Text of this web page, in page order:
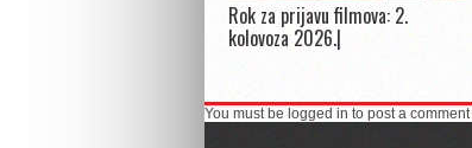
Rok za prijavu filmova: 2.
kolovoza 2026.|
You must be logged in to post a comment